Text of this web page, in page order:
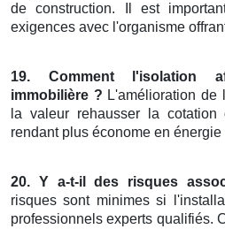
de construction. Il est
exigences avec l'organisme
19. Comment l'isolation
immobilière ? L'amélioration de
la valeur rehausser la
rendant plus économe en
20. Y a-t-il des risques
risques sont minimes si
professionnels experts qualifiés.